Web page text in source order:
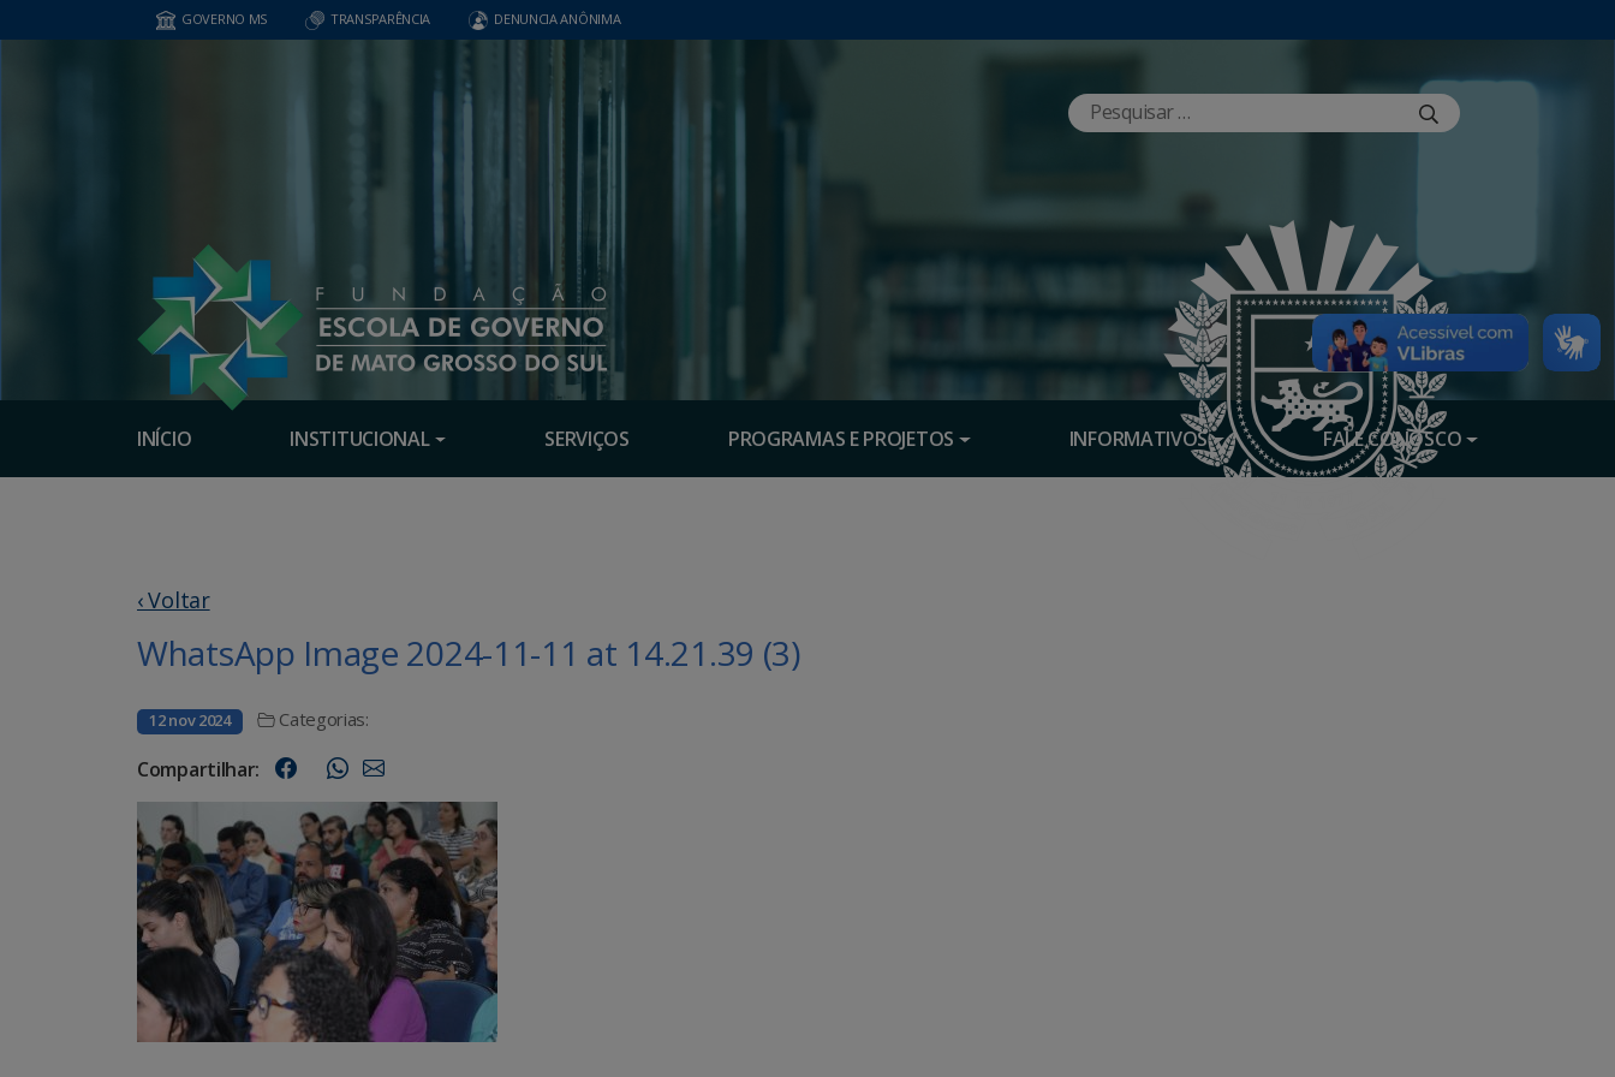
GOVERNO MS TRANSPARÊNCIA DENUNCIA ANÔNIMA
INÍCIO INSTITUCIONAL SERVIÇOS PROGRAMAS E PROJETOS INFORMATIVOS FALE CONOSCO
‹ Voltar
WhatsApp Image 2024-11-11 at 14.21.39 (3)
12 nov 2024 Categorias:
Compartilhar: